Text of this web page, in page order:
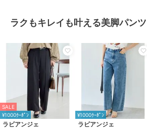
ラクもキレイも叶える美脚パンツ
SALE
¥1000ｸｰﾎﾟﾝ
ラビアンジェ
¥1000ｸｰﾎﾟﾝ
ラビアンジェ